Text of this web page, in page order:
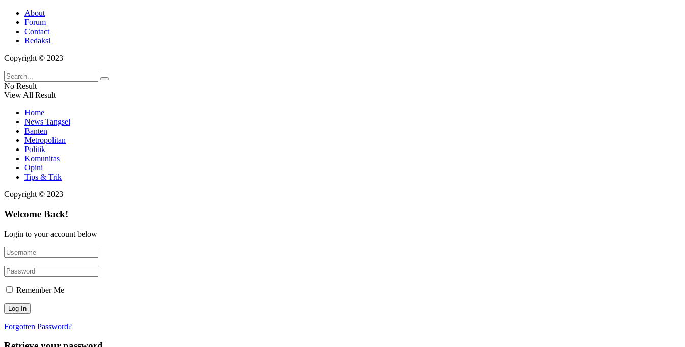
About
Forum
Contact
Redaksi
Copyright © 2023
No Result
View All Result
Home
News Tangsel
Banten
Metropolitan
Politik
Komunitas
Opini
Tips & Trik
Copyright © 2023
Welcome Back!
Login to your account below
Remember Me
Forgotten Password?